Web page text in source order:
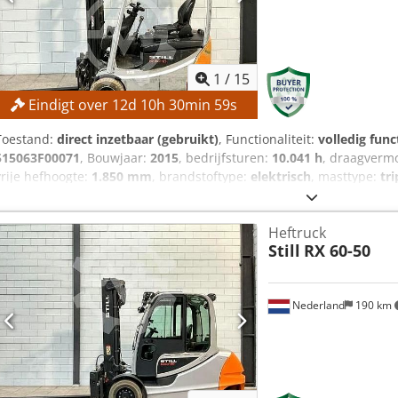
1 / 15
Eindigt over 12d 10h30min 58s
direct inzetbaar (gebruikt), Functionaliteit: volledig
, Bouwjaar: 2015, bedrijfsturen: 10.041 h,
hefhoogte: 1.850 mm, brandstoftype: elektrisch, masttype:
5.250 mm Vrije hefhoogte: 1.850 mm Hefcapaciteit:
vorkbreedte: 900 mm Minimale vorkbreedte: 170 mm
Elektrisch Afmetingen en gewicht Afmetingen (l x b
2.331 kg Csdpfx Agszrmmrsyjrf Doorrijhoogte: 2.270 mm
24 V Bedrijfstijden: 10.041 uur UITRUSTING
markerende banden CE-markering Documentatie
Nederland 190 km
Heftruck
Still RX 60-50